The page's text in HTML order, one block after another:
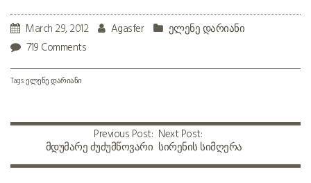
March 29, 2012 Agasfer
ელენე დარიანი
719 Comments
Tags:ელენე დარიანი
Previous Post:
მდუმარე ძუძუმწოვარი
Next Post:
სირენის სიმღერა